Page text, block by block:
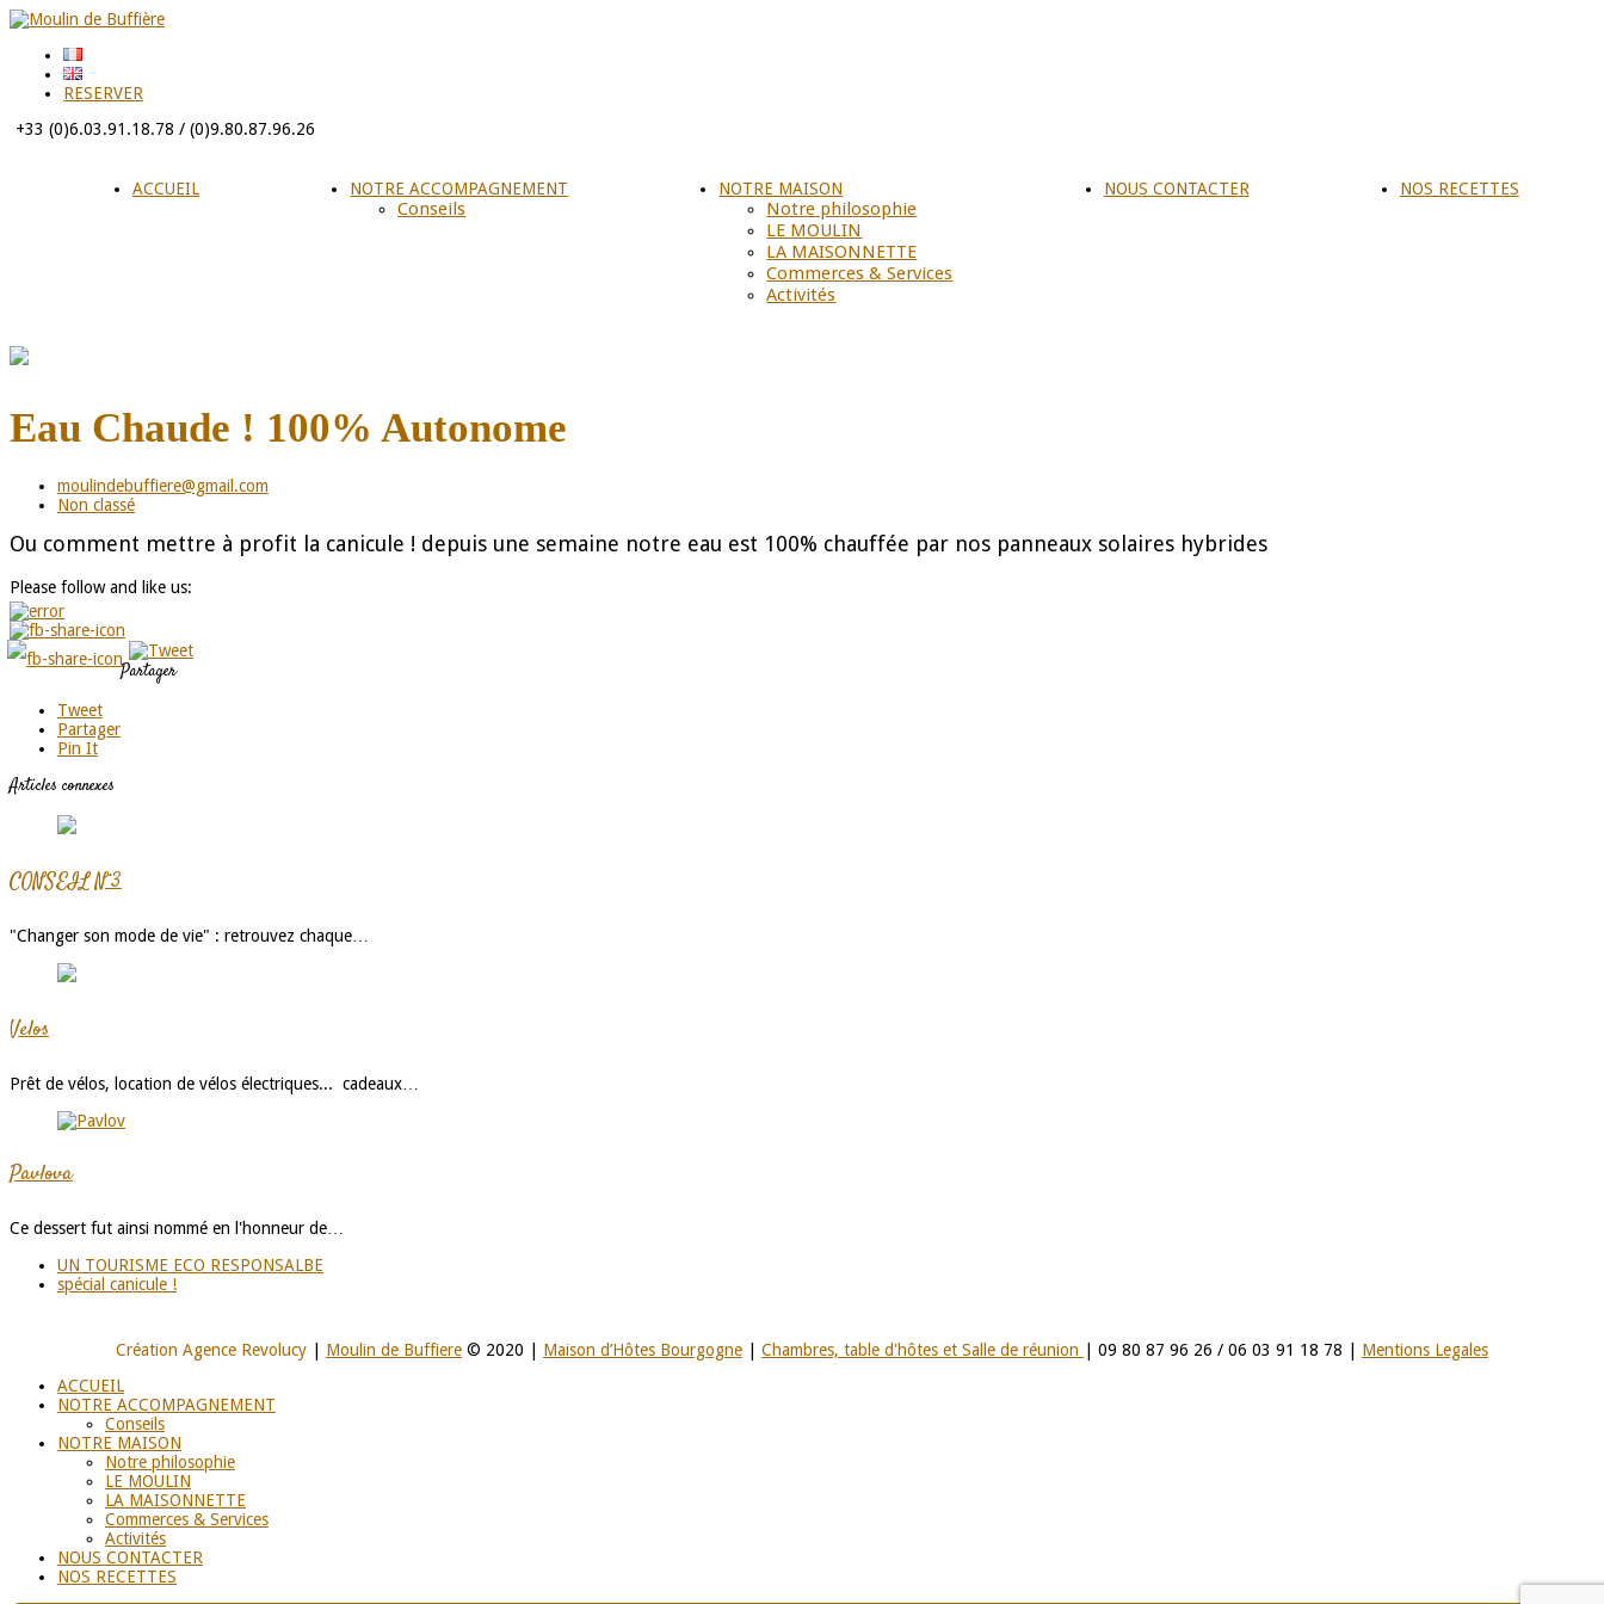
RESERVER
+33 (0)6.03.91.18.78 / (0)9.80.87.96.26
ACCUEIL NOTRE ACCOMPAGNEMENT
Conseils
NOTRE MAISON
Notre philosophie
LE MOULIN
LA MAISONNETTE
Commerces & Services
Activités
NOUS CONTACTER NOS RECETTES
Eau Chaude ! 100% Autonome
moulindebuffiere@gmail.com
Non classé
Ou comment mettre à profit la canicule ! depuis une semaine notre eau est 100% chauffée par nos panneaux solaires hybrides
Please follow and like us:
Partager
Tweet
Partager
Pin It
Articles connexes
CONSEIL N°3
"Changer son mode de vie" : retrouvez chaque…
Velos
Prêt de vélos, location de vélos électriques... cadeaux…
Pavlova
Ce dessert fut ainsi nommé en l'honneur de…
UN TOURISME ECO RESPONSALBE
spécial canicule !
Création Agence Revolucy Moulin de Buffiere © 2020 | Maison d’Hôtes Bourgogne Chambres, table d'hôtes et Salle de réunion | 09 80 87 96 26 / 06 03 91 18 78 | Mentions Legales
ACCUEIL
NOTRE ACCOMPAGNEMENT
Conseils
NOTRE MAISON
Notre philosophie
LE MOULIN
LA MAISONNETTE
Commerces & Services
Activités
NOUS CONTACTER
NOS RECETTES